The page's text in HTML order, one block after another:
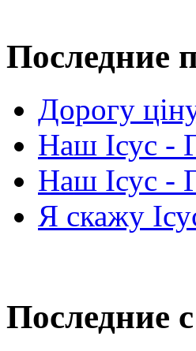
Последние
Дорогу
Наш Ісус -
Наш Ісус -
Я скажу
Последние